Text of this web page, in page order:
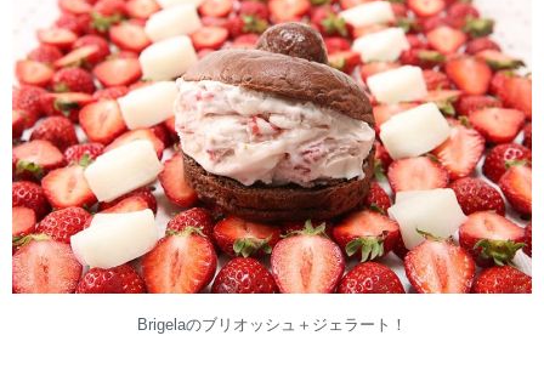
Brigelaのブリオッシュ＋ジェラート！